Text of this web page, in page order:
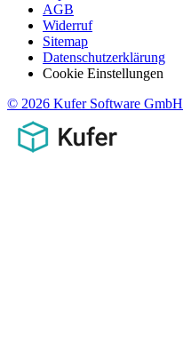
AGB
Widerruf
Sitemap
Datenschutzerklärung
Cookie Einstellungen
© 2026 Kufer Software GmbH